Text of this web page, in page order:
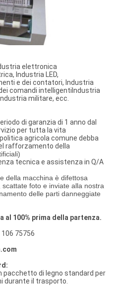
elettronica
Industria LED,
e dei contatori, Industria
comandi intelligentiIndustria
militare, ecc.
di garanzia di 1 anno dal
per tutta la vita
agricola comune debba
rafforzamento della
tecnica e assistenza in Q/A
della macchina è difettosa
foto e inviate alla nostra
delle parti danneggiate
al 100% prima della partenza.
75756
pacchetto di legno standard per
durante il trasporto.